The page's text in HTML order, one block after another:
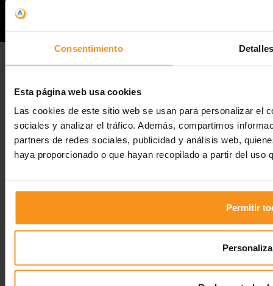
Consentimiento Detalles
Esta página web usa cookies
Las cookies de este sitio web se usan para personalizar el
sociales y analizar el tráfico. Además, compartimos
partners de redes sociales, publicidad y análisis web,
haya proporcionado o que hayan recopilado a partir del uso
Permitir